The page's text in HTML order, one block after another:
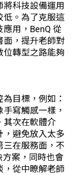
科技設備運用
低。為了克服這
用，BenQ 從
面，提升老師對
位轉型之路能夠
目標，例如：
寫觸感一樣，
其次在軟體介
，避免放入太多
三在服務面，不
方案，同時也會
，從中瞭解老師